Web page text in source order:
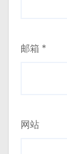
邮箱 *
网站